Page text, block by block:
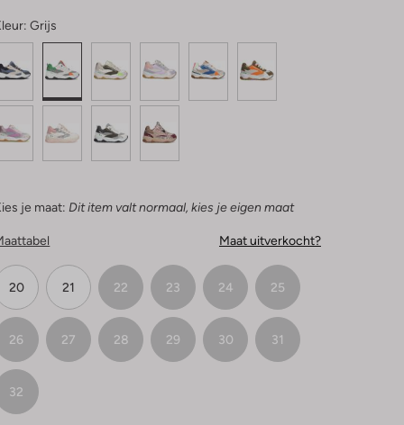
Grijs
je maat: Dit item valt normaal, kies je eigen maat
Maat uitverkocht?
20 21 22 23 24 25
26 27 28 29 30 31
32